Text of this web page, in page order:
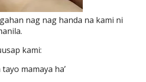
nag nag handa na kami ni
kami:
mamaya ha’